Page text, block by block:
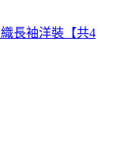
長袖洋裝【共4